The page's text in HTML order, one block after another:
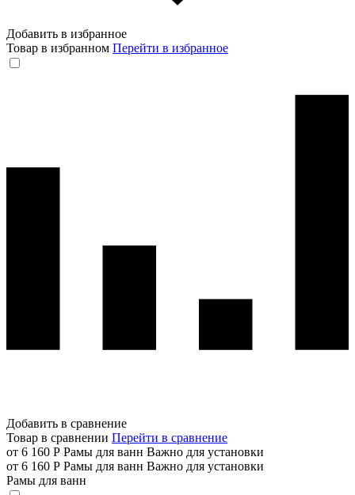
Добавить в избранное
Товар в избранном Перейти в избранное
Добавить в сравнение
Товар в сравнении Перейти в сравнение
от 6 160 Р Рамы для ванн Важно для установки
от 6 160 Р Рамы для ванн Важно для установки
Рамы для ванн